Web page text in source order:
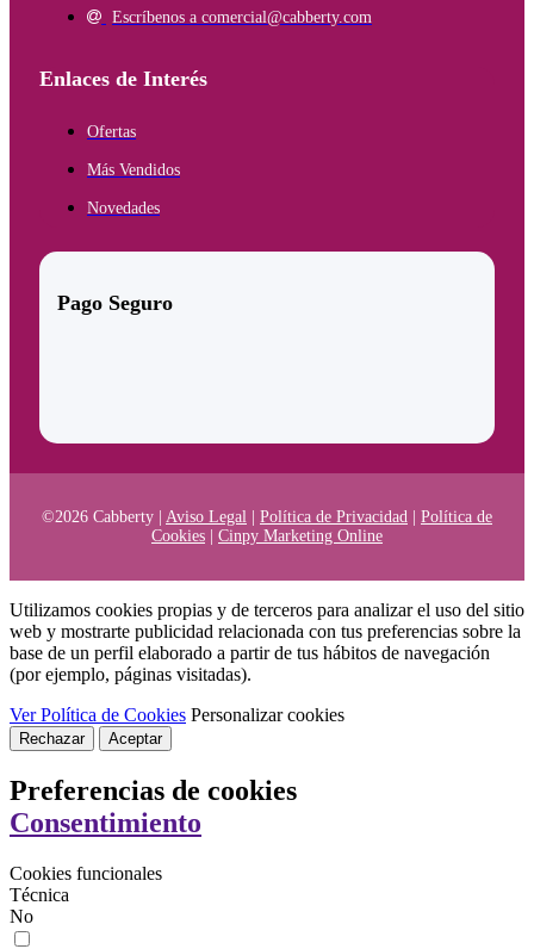
Escríbenos a comercial@cabberty.com
Enlaces de Interés
Ofertas
Más Vendidos
Novedades
Pago Seguro
©2026 Cabberty | Aviso Legal | Política de Privacidad | Política de
Cookies | Cinpy Marketing Online
Utilizamos cookies propias y de terceros para analizar el uso del sitio
web y mostrarte publicidad relacionada con tus preferencias sobre la
base de un perfil elaborado a partir de tus hábitos de navegación
(por ejemplo, páginas visitadas).
Ver Política de Cookies Personalizar cookies
Rechazar Aceptar
Preferencias de cookies
Consentimiento
Cookies funcionales
Técnica
No